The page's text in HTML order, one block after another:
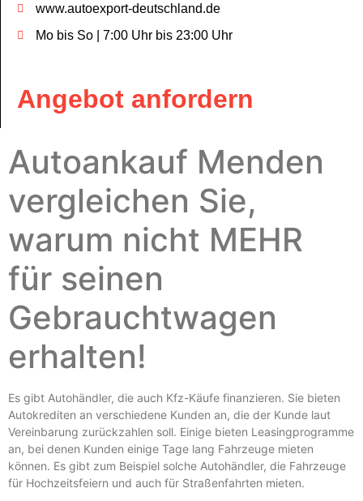
www.autoexport-deutschland.de
Mo bis So | 7:00 Uhr bis 23:00 Uhr
Angebot anfordern
Autoankauf Menden
vergleichen Sie,
warum nicht MEHR
für seinen
Gebrauchtwagen
erhalten!
Es gibt Autohändler, die auch Kfz-Käufe finanzieren. Sie bieten
Autokrediten an verschiedene Kunden an, die der Kunde laut
Vereinbarung zurückzahlen soll. Einige bieten Leasingprogramme
an, bei denen Kunden einige Tage lang Fahrzeuge mieten
können. Es gibt zum Beispiel solche Autohändler, die Fahrzeuge
für Hochzeitsfeiern und auch für Straßenfahrten mieten.